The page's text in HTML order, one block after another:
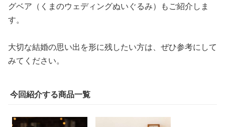
グベア（くまのウェディングぬいぐるみ）もご紹介しま
す。
大切な結婚の思い出を形に残したい方は、ぜひ参考にして
みてください。
今回紹介する商品一覧